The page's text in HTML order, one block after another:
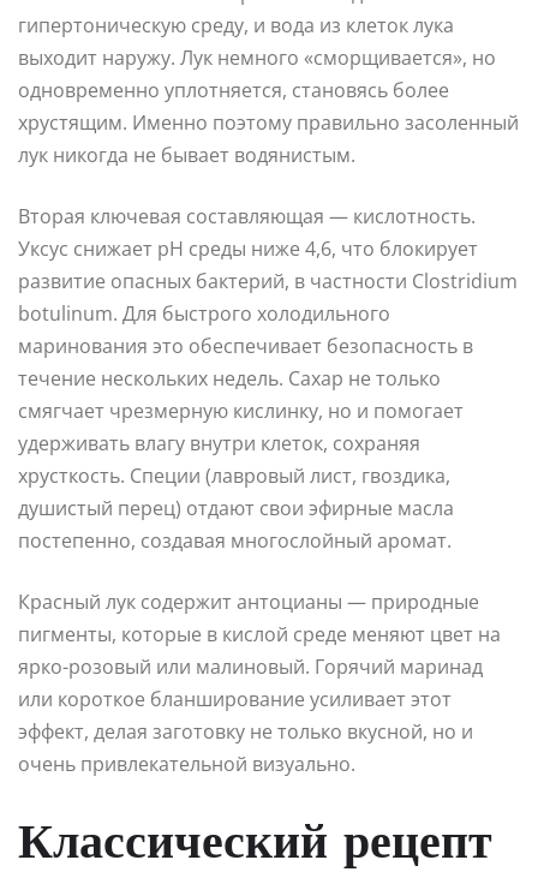
гипертоническую среду, и вода из клеток лука
выходит наружу. Лук немного «сморщивается», но
одновременно уплотняется, становясь более
хрустящим. Именно поэтому правильно засоленный
лук никогда не бывает водянистым.
Вторая ключевая составляющая — кислотность.
Уксус снижает pH среды ниже 4,6, что блокирует
развитие опасных бактерий, в частности Clostridium
botulinum. Для быстрого холодильного
маринования это обеспечивает безопасность в
течение нескольких недель. Сахар не только
смягчает чрезмерную кислинку, но и помогает
удерживать влагу внутри клеток, сохраняя
хрусткость. Специи (лавровый лист, гвоздика,
душистый перец) отдают свои эфирные масла
постепенно, создавая многослойный аромат.
Красный лук содержит антоцианы — природные
пигменты, которые в кислой среде меняют цвет на
ярко-розовый или малиновый. Горячий маринад
или короткое бланширование усиливает этот
эффект, делая заготовку не только вкусной, но и
очень привлекательной визуально.
Классический рецепт